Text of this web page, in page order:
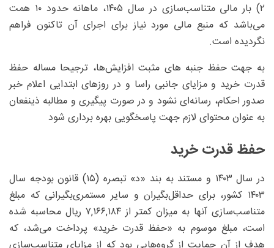
۲) بار مالی متناسب‌سازی در سال ۱۴۰۵، ماهانه حدود ۱۰ همت
می‌باشد که منبع مالی مورد نیاز برای اجرای آن تاکنون فراهم
نگردیده است.
به جهت حفظ جنبه های مثبت افزایش‌ها، ترجیحا مساله حفظ
قدرت خرید و مزایای جانبی راسا و در روزهای ابتدایی اعلام خبر
صدور احکام، رسانه‌ای نشود و در صورت پیگیری و مطالبه ذینفعان
به عنوان محتوای لازم جهت پاسخگویی بهره برداری شود
حفظ قدرت خرید
در سال ۱۴۰۳ و مستند به بند «د» تبصره (۱۵) قانون بودجه سال
۱۴۰۳ کشور، برای حداقل‌بگیران و سایر مستمری‌بگیرانی که مبلغ
متناسب‌سازی آنها به‌ میزان کمتر از ۷,۱۶۶,۱۸۴ ریال محاسبه شده
است، مبلغ موسوم به «حفظ قدرت خرید» پرداخت می‌شد، که